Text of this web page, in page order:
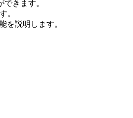
きます。
。
を説明します。